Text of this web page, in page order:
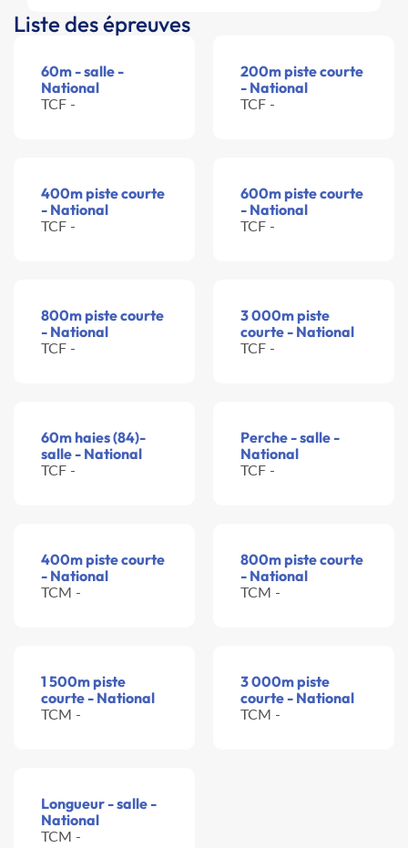
Liste des épreuves
60m - salle -
National
TCF -
200m piste courte
- National
TCF -
400m piste courte
- National
TCF -
600m piste courte
- National
TCF -
800m piste courte
- National
TCF -
3 000m piste
courte - National
TCF -
60m haies (84)-
salle - National
TCF -
Perche - salle -
National
TCF -
400m piste courte
- National
TCM -
800m piste courte
- National
TCM -
1 500m piste
courte - National
TCM -
3 000m piste
courte - National
TCM -
Longueur - salle -
National
TCM -